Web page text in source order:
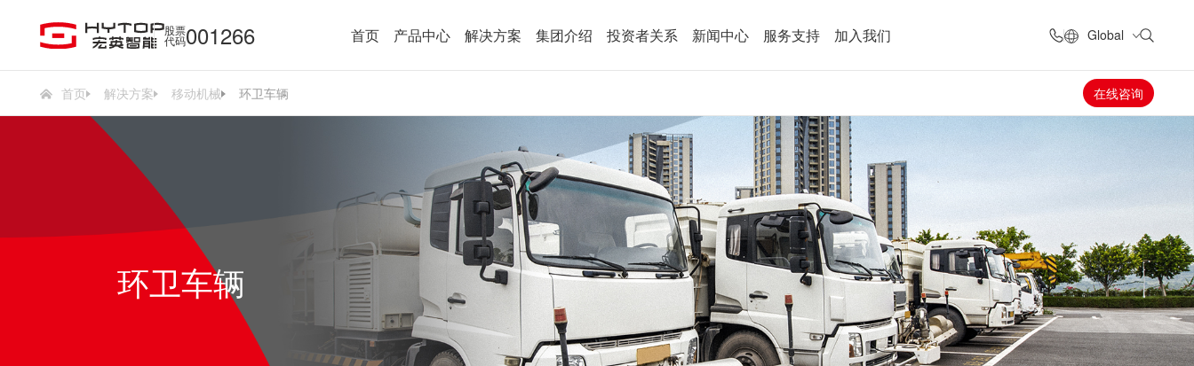
股票
代码001266 首页 产品中心 解决方案 集团介绍 投资者关系 新闻中心 服务支持 加入我们 Global
首页 解决方案 移动机械 环卫车辆 在线咨询
环卫车辆